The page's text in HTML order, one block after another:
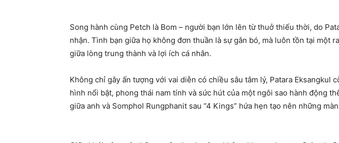
Song hành cùng Petch là Bom – người bạn lớn lên từ thuở thiếu thời, do
nhận. Tình bạn giữa họ không đơn thuần là sự gắn bó, mà luôn tồn tại một
giữa lòng trung thành và lợi ích cá nhân.
Không chỉ gây ấn tượng với vai diễn có chiều sâu tâm lý, Patara Eksangkul
hình nổi bật, phong thái nam tính và sức hút của một ngôi sao hành động
giữa anh và Somphol Rungphanit sau “4 Kings” hứa hẹn tạo nên những